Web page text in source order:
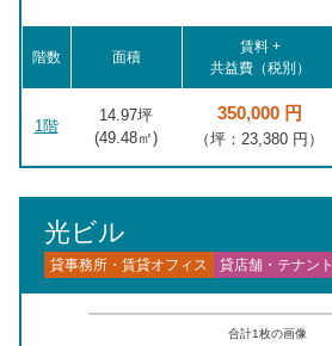
階数 面積
賃料 +
共益費（税別）
1階
14.97坪
(49.48㎡)
350,000 円
（坪：23,380 円）
光ビル
貸事務所・賃貸オフィス 貸店舗・テナント
合計1枚の画像